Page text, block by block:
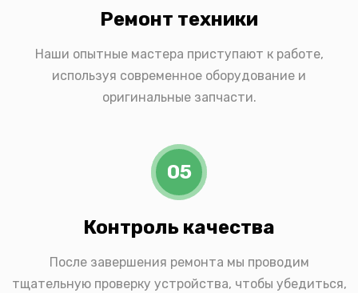
Ремонт техники
Наши опытные мастера приступают к работе,
используя современное оборудование и
оригинальные запчасти.
05
Контроль качества
После завершения ремонта мы проводим
тщательную проверку устройства, чтобы убедиться,